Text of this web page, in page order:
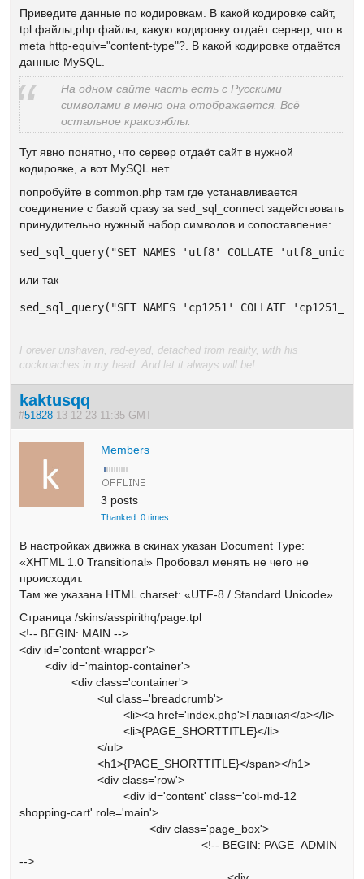
Приведите данные по кодировкам. В какой кодировке сайт,
tpl файлы,php файлы, какую кодировку отдаёт сервер, что в
meta http-equiv="content-type"?. В какой кодировке отдаётся
данные MySQL.
На одном сайте часть есть с Русскими
символами в меню она отображается. Всё
остальное кракозяблы.
Тут явно понятно, что сервер отдаёт сайт в нужной
кодировке, а вот MySQL нет.
попробуйте в common.php там где устанавливается
соединение с базой сразу за sed_sql_connect задействовать
принудительно нужный набор символов и сопоставление:
sed_sql_query("SET NAMES 'utf8' COLLATE
или так
sed_sql_query("SET NAMES 'cp1251' COLLATE
Forever unshaven, red-eyed, detached from reality, with his
cockroaches in my head. And let it always will be!
kaktusqq
#51828 13-12-23 11:35 GMT
Members
3 posts
Thanked: 0 times
В настройках движка в скинах указан Document Type:
«XHTML 1.0 Transitional» Пробовал менять не чего не
происходит.
Там же указана HTML charset: «UTF-8 / Standard Unicode»
Страница /skins/asspirithq/page.tpl
<!-- BEGIN: MAIN -->
<div id='content-wrapper'>
<div id='maintop-container'>
<div class='container'>
<ul class='breadcrumb'>
<li><a href='index.php'>Главная</a></li>
<li>{PAGE_SHORTTITLE}</li>
</ul>
<h1>{PAGE_SHORTTITLE}</span></h1>
<div class='row'>
<div id='content' class='col-md-12
shopping-cart' role='main'>
<div class='page_box'>
<!-- BEGIN: PAGE_ADMIN
-->